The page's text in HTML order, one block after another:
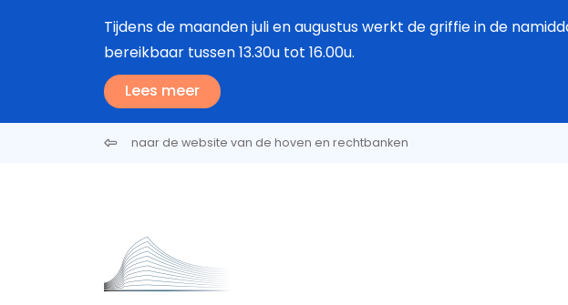
Tijdens de maanden juli en augustus werkt de griffie in de
bereikbaar tussen 13.30u tot 16.00u.
Lees meer
naar de website van de hoven en rechtbanken